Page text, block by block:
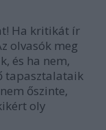
Ha kritikát ír
olvasók meg
és ha nem,
tapasztalataik
őszinte,
oly